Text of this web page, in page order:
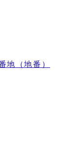
地（地番）